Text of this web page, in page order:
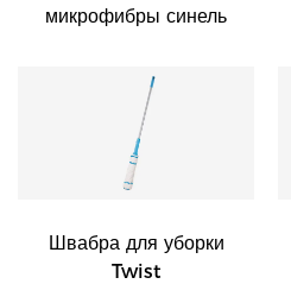
микрофибры синель
Швабра для уборки
Twist